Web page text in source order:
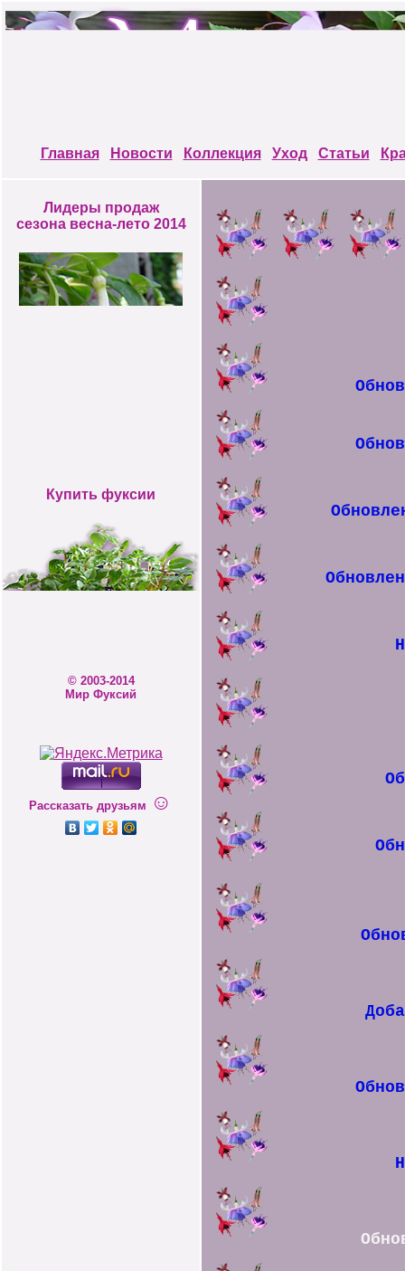
Главная Новости Коллекция Уход Статьи
Лидеры продаж
сезона весна-лето 2014
Купить фуксии
© 2003-2014
Мир Фуксий
Рассказать друзьям ☺